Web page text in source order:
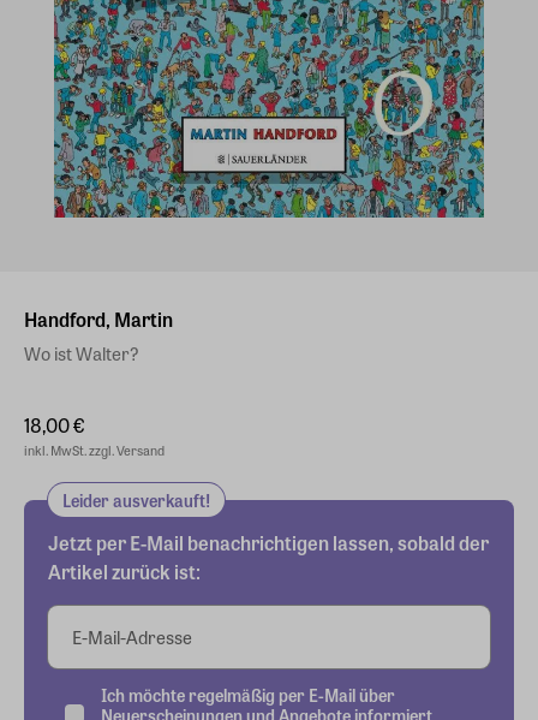
Handford, Martin
Wo ist Walter?
18,00 €
inkl. MwSt. zzgl. Versand
Leider ausverkauft!
Jetzt per E-Mail benachrichtigen lassen, sobald der
Artikel zurück ist:
E-Mail-Adresse
Ich möchte regelmäßig per E-Mail über